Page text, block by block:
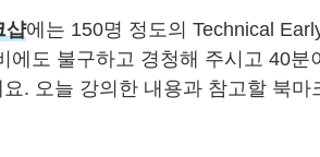
샵에는 150명 정도의 Technical
도 불구하고 경청해 주시고 40분
. 오늘 강의한 내용과 참고할 북마